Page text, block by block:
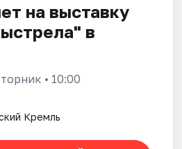
на выставку
в
• 10:00
Кремль